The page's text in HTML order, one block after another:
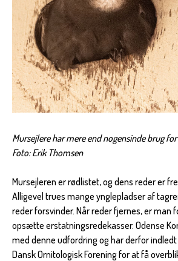
Mursejlere har mere end nogensinde brug
Foto: Erik Thomsen
Mursejleren er rødlistet, og dens reder er
Alligevel trues mange ynglepladser af
reder forsvinder. Når reder fjernes, er man
opsætte erstatningsredekasser. Odense
med denne udfordring og har derfor
Dansk Ornitologisk Forening for at få